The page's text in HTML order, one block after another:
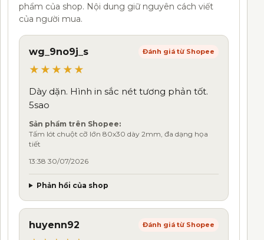
phẩm của shop. Nội dung giữ nguyên cách viết
của người mua.
wg_9no9j_s Đánh giá từ Shopee
★★★★★
Dày dặn. Hình in sắc nét tương phản tốt.
5sao
Sản phẩm trên Shopee:
Tấm lót chuột cỡ lớn 80x30 dày 2mm, đa dạng họa
tiết
13:38 30/07/2026
Phản hồi của shop
huyenn92 Đánh giá từ Shopee